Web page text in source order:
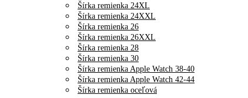
Šírka remienka 24XL
Šírka remienka 24XXL
Šírka remienka 26
Šírka remienka 26XXL
Šírka remienka 28
Šírka remienka 30
Šírka remienka Apple Watch 38-40
Šírka remienka Apple Watch 42-44
Šírka remienka oceľová